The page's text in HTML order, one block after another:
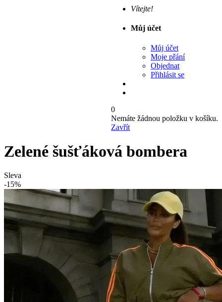
Vítejte!
Můj účet
Můj účet
Moje přání
Objednat
Přihlásit se
0
Nemáte žádnou položku v košíku.
Zavřít
Zelené šušťáková bombera
Sleva
-15%